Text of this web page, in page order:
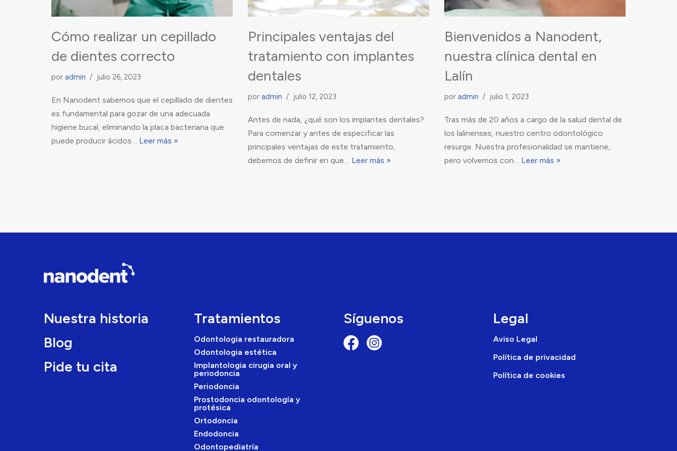
Cómo realizar un cepillado
de dientes correcto
por admin julio 26, 2023
En Nanodent sabemos que el cepillado de dientes
es fundamental para gozar de una adecuada
higiene bucal, eliminando la placa bacteriana que
puede producir ácidos… Leer más »
Principales ventajas del
tratamiento con implantes
dentales
por admin julio 12, 2023
Antes de nada, ¿qué son los implantes dentales?
Para comenzar y antes de especificar las
principales ventajas de este tratamiento,
debemos de definir en que… Leer más »
Bienvenidos a Nanodent,
nuestra clínica dental en
Lalín
por admin julio 1, 2023
Tras más de 20 años a cargo de la salud dental de
los lalinenses, nuestro centro odontológico
resurge. Nuestra profesionalidad se mantiene,
pero volvemos con… Leer más »
Nuestra historia
Blog
Pide tu cita
Tratamientos
Odontologia restauradora
Odontologia estética
Implantologia cirugia oral y
periodoncia
Periodoncia
Prostodoncia odontología y
protésica
Ortodoncia
Endodoncia
Odontopediatría
Síguenos Legal
Aviso Legal
Política de privacidad
Política de cookies